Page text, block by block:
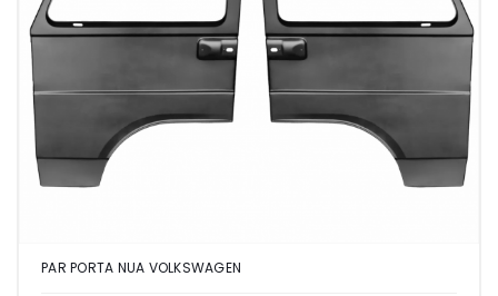
PAR PORTA NUA VOLKSWAGEN